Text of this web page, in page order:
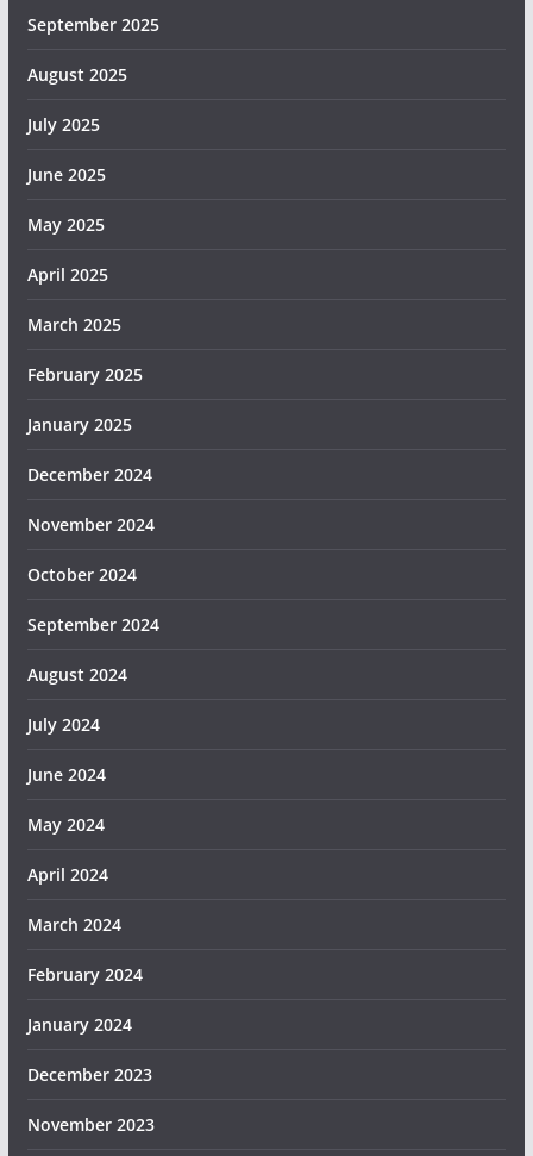
September 2025
August 2025
July 2025
June 2025
May 2025
April 2025
March 2025
February 2025
January 2025
December 2024
November 2024
October 2024
September 2024
August 2024
July 2024
June 2024
May 2024
April 2024
March 2024
February 2024
January 2024
December 2023
November 2023